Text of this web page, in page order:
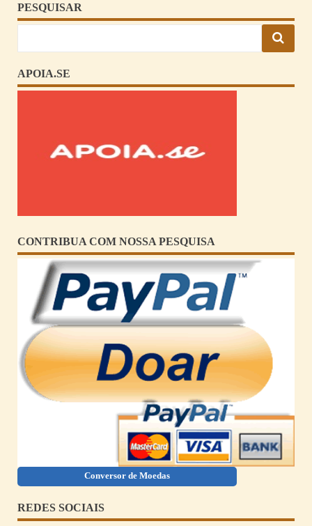
PESQUISAR
APOIA.SE
CONTRIBUA COM NOSSA PESQUISA
Conversor de Moedas
REDES SOCIAIS